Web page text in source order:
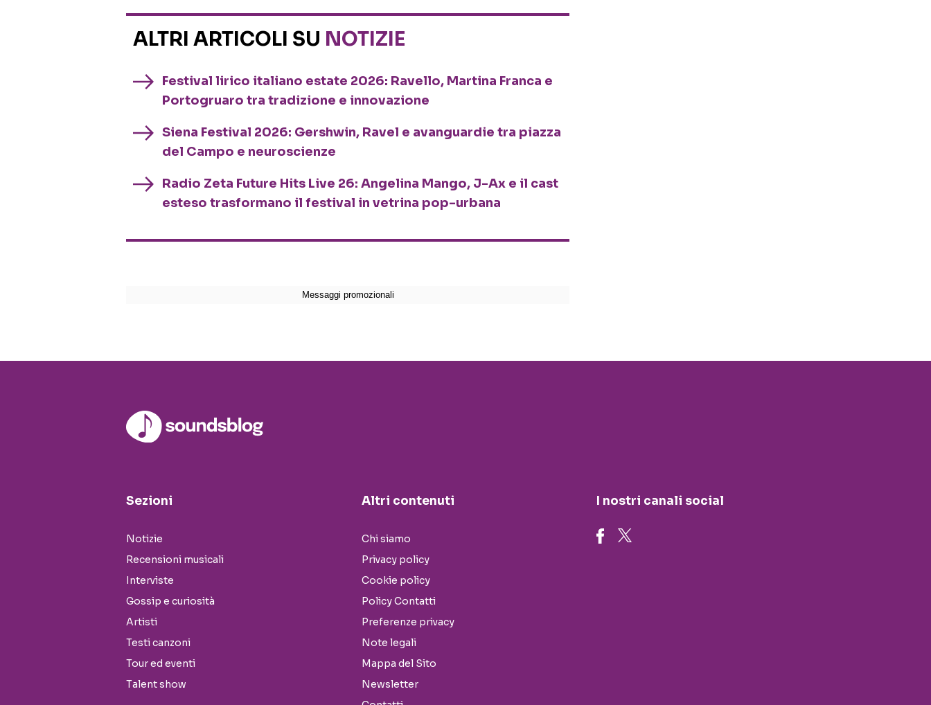
ALTRI ARTICOLI SU NOTIZIE
Festival lirico italiano estate 2026: Ravello, Martina Franca e
Portogruaro tra tradizione e innovazione
Siena Festival 2026: Gershwin, Ravel e avanguardie tra piazza
del Campo e neuroscienze
Radio Zeta Future Hits Live 26: Angelina Mango, J-Ax e il cast
esteso trasformano il festival in vetrina pop-urbana
Sezioni
Notizie
Recensioni musicali
Interviste
Gossip e curiosità
Artisti
Testi canzoni
Tour ed eventi
Talent show
Altri contenuti
Chi siamo
Privacy policy
Cookie policy
Policy Contatti
Preferenze privacy
Note legali
Mappa del Sito
Newsletter
I nostri canali social